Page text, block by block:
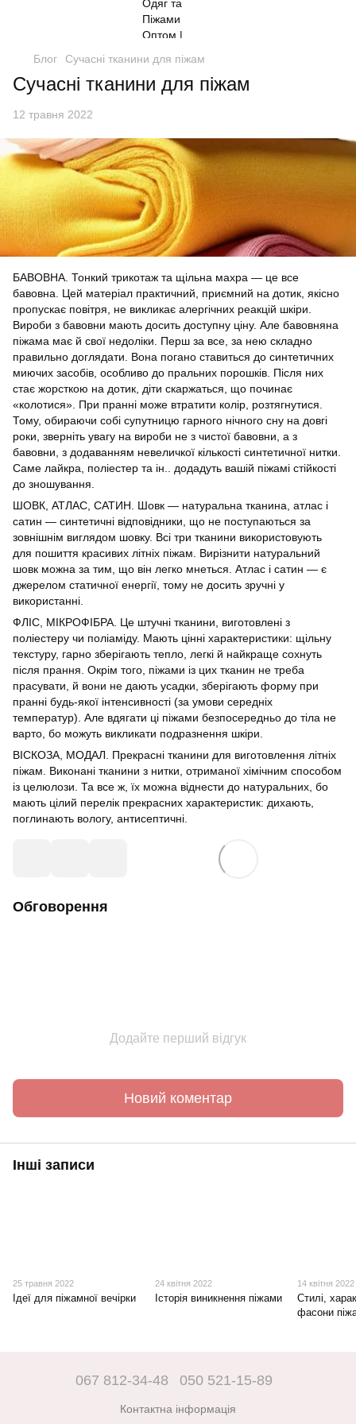
Блог Сучасні тканини для піжам
Сучасні тканини для піжам
12 травня 2022
БАВОВНА. Тонкий трикотаж та щільна махра — це все
бавовна. Цей матеріал практичний, приємний на дотик, якісно
пропускає повітря, не викликає алергічних реакцій шкіри.
Вироби з бавовни мають досить доступну ціну. Але бавовняна
піжама має й свої недоліки. Перш за все, за нею складно
правильно доглядати. Вона погано ставиться до синтетичних
миючих засобів, особливо до пральних порошків. Після них
стає жорсткою на дотик, діти скаржаться, що починає
«колотися». При пранні може втратити колір, розтягнутися.
Тому, обираючи собі супутницю гарного нічного сну на довгі
роки, зверніть увагу на вироби не з чистої бавовни, а з
бавовни, з додаванням невеличкої кількості синтетичної нитки.
Саме лайкра, поліестер та ін.. додадуть вашій піжамі стійкості
до зношування.
ШОВК, АТЛАС, САТИН. Шовк — натуральна тканина, атлас і
сатин — синтетичні відповідники, що не поступаються за
зовнішнім виглядом шовку. Всі три тканини використовують
для пошиття красивих літніх піжам. Вирізнити натуральний
шовк можна за тим, що він легко мнеться. Атлас і сатин — є
джерелом статичної енергії, тому не досить зручні у
використанні.
ФЛІС, МІКРОФІБРА. Це штучні тканини, виготовлені з
поліестеру чи поліаміду. Мають цінні характеристики: щільну
текстуру, гарно зберігають тепло, легкі й найкраще сохнуть
після прання. Окрім того, піжами із цих тканин не треба
прасувати, й вони не дають усадки, зберігають форму при
пранні будь-якої інтенсивності (за умови середніх
температур). Але вдягати ці піжами безпосередньо до тіла не
варто, бо можуть викликати подразнення шкіри.
ВІСКОЗА, МОДАЛ. Прекрасні тканини для виготовлення літніх
піжам. Виконані тканини з нитки, отриманої хімічним способом
із целюлози. Та все ж, їх можна віднести до натуральних, бо
мають цілий перелік прекрасних характеристик: дихають,
поглинають вологу, антисептичні.
Обговорення
Додайте перший відгук
Новий коментар
Інші записи
25 травня 2022
Ідеї для піжамної вечірки
24 квітня 2022
Історія виникнення піжами
14 квітня 2022
Стилі,
фасони
067 812-34-48 050 521-15-89
Контактна інформація